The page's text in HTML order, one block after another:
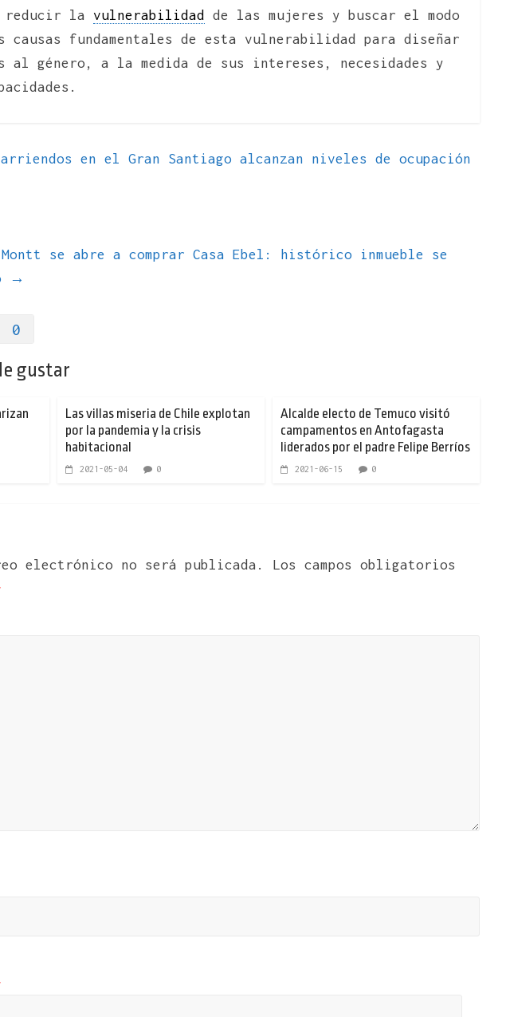
reducir la vulnerabilidad de las mujeres y buscar el modo
causas fundamentales de esta vulnerabilidad para diseñar
al género, a la medida de sus intereses, necesidades y
en el Gran Santiago alcanzan niveles de ocupación
se abre a comprar Casa Ebel: histórico inmueble se
→
0
gustar
Las villas miseria de Chile explotan
por la pandemia y la crisis
habitacional
2021-05-04 0
Alcalde electo de Temuco visitó
campamentos en Antofagasta
liderados por el padre Felipe Berríos
2021-06-15 0
electrónico no será publicada.
Los campos obligatorios